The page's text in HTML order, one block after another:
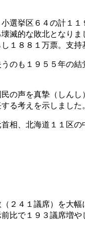
選挙区６４の計１
滅的な敗北となり
１８８１万票。支持
のも１９５５年の
の声を真摯（しんし
る考えを示しました
相、北海道１１区
２４１議席）を大
比で１９３議席増や